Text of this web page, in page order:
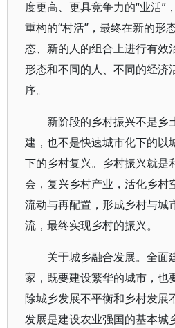
度更高、更具竞争力的“业活”
重构的“村活”，最终在新的形
态、新的人的组合上进行有效
形态和不同的人、不同的经济
序。
新阶段的乡村振兴不是乡
建，也不是快速城市化下的以
下的乡村复兴。乡村振兴就是
会，复兴乡村产业，活化乡村
流动与再配置，形成乡村与城
流，最终实现乡村的振兴。
关于城乡融合发展。全面
家，既要建设繁华的城市，也
除城乡发展不平衡和乡村发展
发展是建设农业强国的基本城